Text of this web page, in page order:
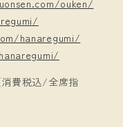
ouken/
hanaregumi/
費税込/全席指